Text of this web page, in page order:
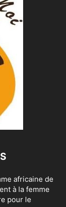
africaine de
à la femme
pour le